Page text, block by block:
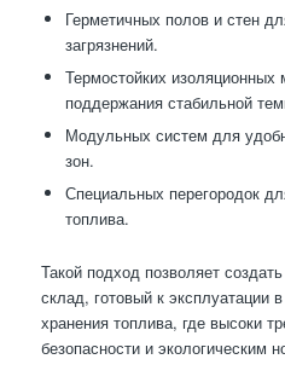
Герметичных полов и стен
загрязнений.
Термостойких изоляционных
поддержания стабильной
Модульных систем для
зон.
Специальных перегородок
топлива.
Такой подход позволяет
склад, готовый к эксплуатации
хранения топлива, где высоки
безопасности и экологическим